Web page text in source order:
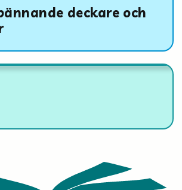
deckare och